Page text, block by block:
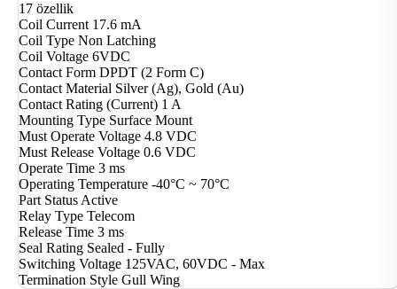
17 özellik
Coil Current 17.6 mA
Coil Type Non Latching
Coil Voltage 6VDC
Contact Form DPDT (2 Form C)
Contact Material Silver (Ag), Gold (Au)
Contact Rating (Current) 1 A
Mounting Type Surface Mount
Must Operate Voltage 4.8 VDC
Must Release Voltage 0.6 VDC
Operate Time 3 ms
Operating Temperature -40°C ~ 70°C
Part StatusActive
Relay Type Telecom
Release Time 3 ms
Seal Rating Sealed - Fully
Switching Voltage 125VAC, 60VDC - Max
Termination Style Gull Wing